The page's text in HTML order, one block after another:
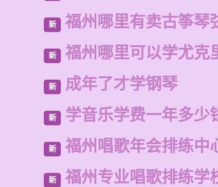
新 福州哪里有卖古筝琴
新 福州哪里可以学尤克
新 成年了才学钢琴
新 学音乐学费一年多少
新 福州唱歌年会排练中
新 福州专业唱歌排练学